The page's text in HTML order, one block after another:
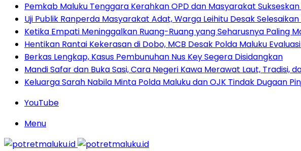
Pemkab Maluku Tenggara Kerahkan OPD dan Masyarakat
Uji Publik Ranperda Masyarakat Adat, Warga Leihitu Desak
Ketika Empati Meninggalkan Ruang-Ruang yang Seharusnya Paling
Hentikan Rantai Kekerasan di Dobo, MCB Desak Polda Maluku
Berkas Lengkap, Kasus Pembunuhan Nus Key Segera Disidangkan
Mandi Safar dan Buka Sasi, Cara Negeri Kawa Merawat Laut, Tradisi,
Keluarga Sarah Nabila Minta Polda Maluku dan OJK Tindak Dugaan
YouTube
Menu